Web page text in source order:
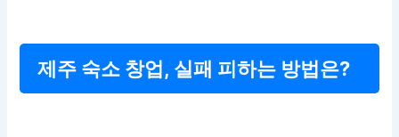
제주 숙소 창업, 실패 피하는 방법은?